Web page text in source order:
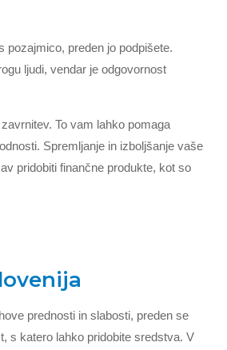
pozajmico, preden jo podpišete.
ljudi, vendar je odgovornost
To vam lahko pomaga
Spremljanje in izboljšanje vaše
pridobiti finančne produkte, kot so
prednosti in slabosti, preden se
s katero lahko pridobite sredstva. V